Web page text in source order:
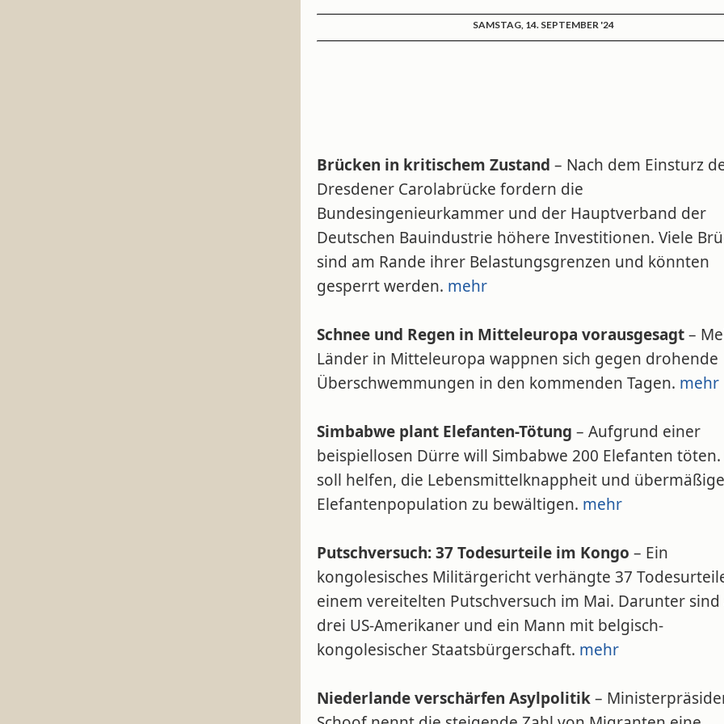
SAMSTAG, 14. SEPTEMBER '24
Brücken in kritischem Zustand – Nach dem Einsturz
Dresdener Carolabrücke fordern die
Bundesingenieurkammer und der Hauptverband der
Deutschen Bauindustrie höhere Investitionen. Viele
sind am Rande ihrer Belastungsgrenzen und könnten
gesperrt werden. mehr
Schnee und Regen in Mitteleuropa vorausgesagt–
Länder in Mitteleuropa wappnen sich gegen drohende
Überschwemmungen in den kommenden Tagen. mehr
Simbabwe plant Elefanten-Tötung – Aufgrund einer
beispiellosen Dürre will Simbabwe 200 Elefanten töten.
soll helfen, die Lebensmittelknappheit und übermäßige
Elefantenpopulation zu bewältigen. mehr
Putschversuch: 37 Todesurteile im Kongo – Ein
kongolesisches Militärgericht verhängte 37
einem vereitelten Putschversuch im Mai. Darunter sind
drei US-Amerikaner und ein Mann mit belgisch-
kongolesischer Staatsbürgerschaft. mehr
Niederlande verschärfen Asylpolitik–